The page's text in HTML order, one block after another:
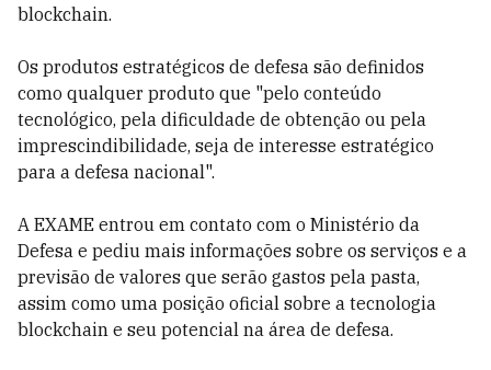
blockchain.
Os produtos estratégicos de defesa são definidos
como qualquer produto que "pelo conteúdo
tecnológico, pela dificuldade de obtenção ou pela
imprescindibilidade, seja de interesse estratégico
para a defesa nacional".
A EXAME entrou em contato com o Ministério da
Defesa e pediu mais informações sobre os serviços e a
previsão de valores que serão gastos pela pasta,
assim como uma posição oficial sobre a tecnologia
blockchain e seu potencial na área de defesa.